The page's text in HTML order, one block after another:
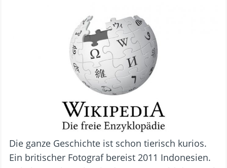
Die ganze Geschichte ist schon tierisch kurios.
Ein britischer Fotograf bereist 2011 Indonesien.